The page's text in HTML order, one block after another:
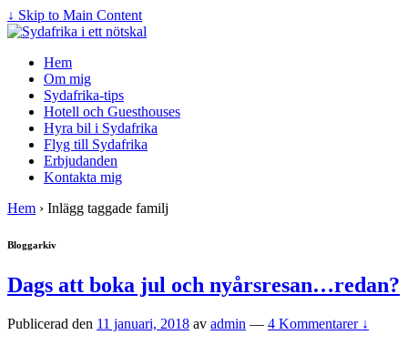
↓ Skip to Main Content
Hem
Om mig
Sydafrika-tips
Hotell och Guesthouses
Hyra bil i Sydafrika
Flyg till Sydafrika
Erbjudanden
Kontakta mig
Hem › Inlägg taggade familj
Bloggarkiv
Dags att boka jul och nyårsresan…redan?
Publicerad den 11 januari, 2018 av admin — 4 Kommentarer ↓